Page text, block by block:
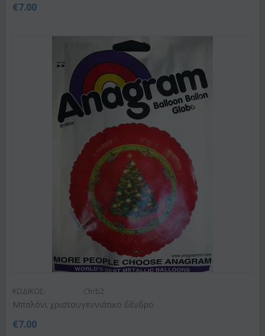
€7.00
ΚΩΔΙΚΟΣ: Chrb2
Μπαλόνι χριστουγεννιάτικο δένδρο
€7.00